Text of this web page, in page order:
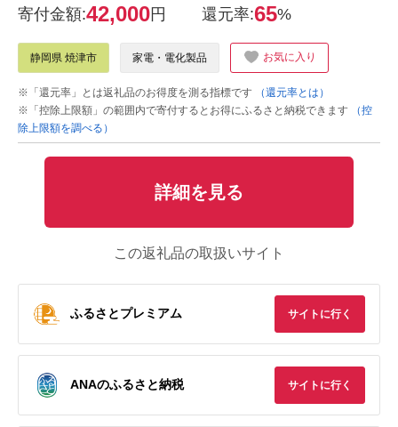
寄付金額:42,000円 還元率:65%
静岡県 焼津市 家電・電化製品 お気に入り
※「還元率」とは返礼品のお得度を測る指標です
（還元率とは）
※「控除上限額」の範囲内で寄付するとお得にふるさと納税できます
（控
除上限額を調べる）
詳細を見る
この返礼品の取扱いサイト
ふるさとプレミアム サイトに行く
ANAのふるさと納税 サイトに行く